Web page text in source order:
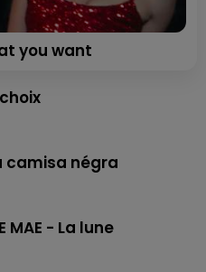
you want
camisa négra
MAE - La lune